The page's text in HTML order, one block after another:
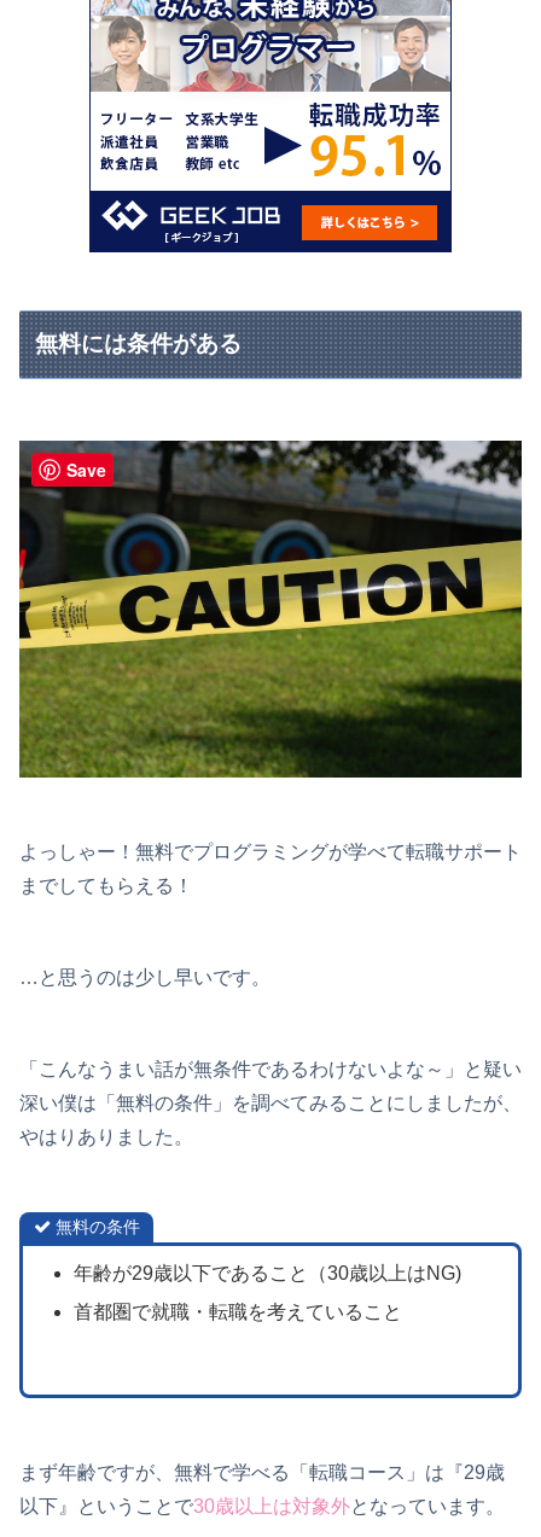
無料には条件がある
よっしゃー！無料でプログラミングが学べて転職サポート
までしてもらえる！
…と思うのは少し早いです。
「こんなうまい話が無条件であるわけないよな～」と疑い
深い僕は「無料の条件」を調べてみることにしましたが、
やはりありました。
無料の条件
年齢が29歳以下であること（30歳以上はNG)
首都圏で就職・転職を考えていること
まず年齢ですが、無料で学べる「転職コース」は『29歳
以下』ということで30歳以上は対象外となっています。
Save